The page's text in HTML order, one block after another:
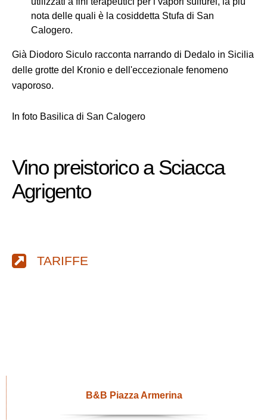
nota delle quali è la cosiddetta Stufa di San
Calogero.
Già Diodoro Siculo racconta narrando di Dedalo in Sicilia
delle grotte del Kronio e dell'eccezionale fenomeno
vaporoso.
In foto Basilica di San Calogero
Vino preistorico a Sciacca
Agrigento
TARIFFE
B&B Piazza Armerina